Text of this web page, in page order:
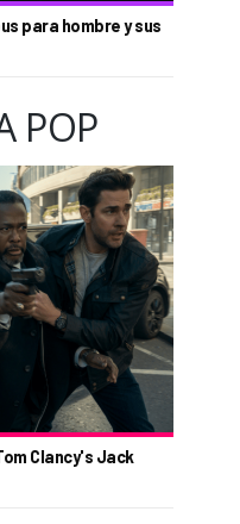
para hombre y sus
POP
Clancy's Jack